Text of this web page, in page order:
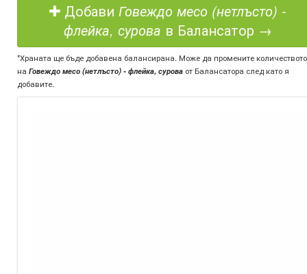
Добави Говеждо месо (нетлъсто) -
флейка, сурова в Балансатор →
*Храната ще бъде добавена балансирана. Може да промените количеството
на Говеждо месо (нетлъсто) - флейка, сурова от Балансатора след като я
добавите.